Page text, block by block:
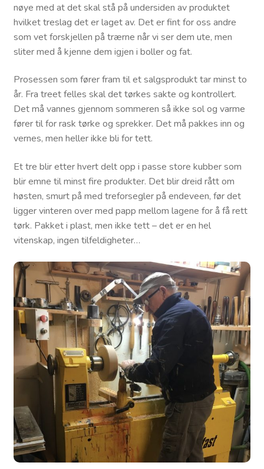
nøye med at det skal stå på undersiden av produktet
hvilket treslag det er laget av. Det er fint for oss andre
som vet forskjellen på trærne når vi ser dem ute, men
sliter med å kjenne dem igjen i boller og fat.
Prosessen som fører fram til et salgsprodukt tar minst to
år. Fra treet felles skal det tørkes sakte og kontrollert.
Det må vannes gjennom sommeren så ikke sol og varme
fører til for rask tørke og sprekker. Det må pakkes inn og
vernes, men heller ikke bli for tett.
Et tre blir etter hvert delt opp i passe store kubber som
blir emne til minst fire produkter. Det blir dreid rått om
høsten, smurt på med treforsegler på endeveen, før det
ligger vinteren over med papp mellom lagene for å få rett
tørk. Pakket i plast, men ikke tett – det er en hel
vitenskap, ingen tilfeldigheter…